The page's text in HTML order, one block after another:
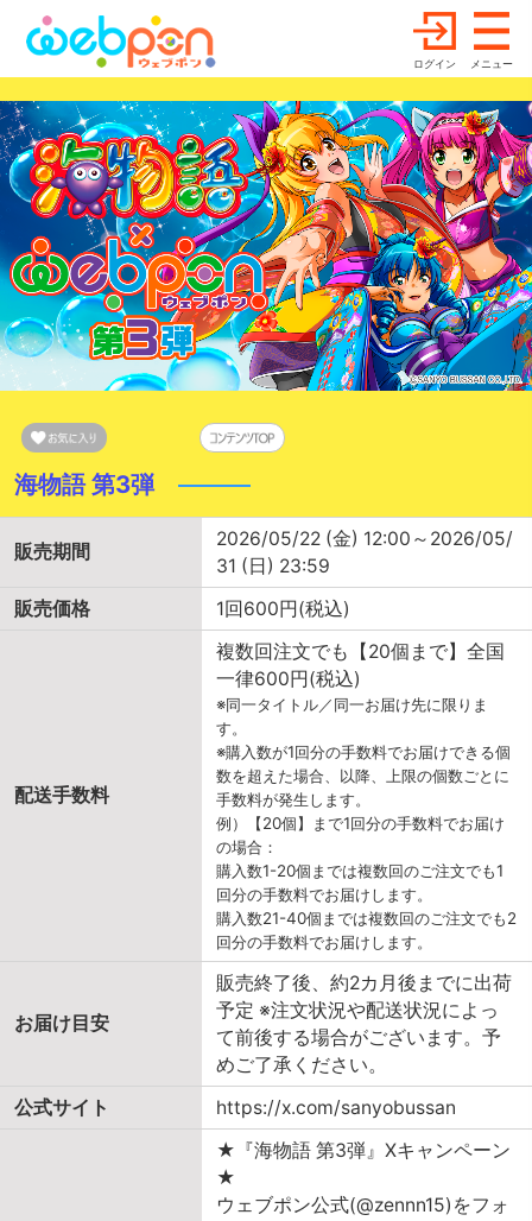
ログイン メニュー
海物語 第3弾
販売期間
2026/05/22 (金) 12:00～2026/05/
31 (日) 23:59
販売価格
1回600円(税込)
配送手数料
複数回注文でも【20個まで】全国
一律600円(税込)
※同一タイトル／同一お届け先に限りま
す。
※購入数が1回分の手数料でお届けできる個
数を超えた場合、以降、上限の個数ごとに
手数料が発生します。
例）【20個】まで1回分の手数料でお届け
の場合：
購入数1-20個までは複数回のご注文でも1
回分の手数料でお届けします。
購入数21-40個までは複数回のご注文でも2
回分の手数料でお届けします。
お届け目安
販売終了後、約2カ月後までに出荷
予定 ※注文状況や配送状況によっ
て前後する場合がございます。予
めご了承ください。
公式サイト
https://x.com/sanyobussan
★『海物語 第3弾』Xキャンペーン
★
ウェブポン公式(@zennn15)をフォ